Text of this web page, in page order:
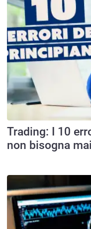
Trading: I 10
non bisogna